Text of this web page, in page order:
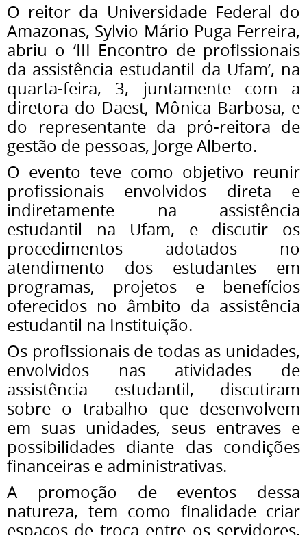
O reitor da Universidade Federal do
Amazonas, Sylvio Mário Puga Ferreira,
abriu o ‘III Encontro de profissionais
da assistência estudantil da Ufam’, na
quarta-feira, 3, juntamente com a
diretora do Daest, Mônica Barbosa, e
do representante da pró-reitora de
gestão de pessoas, Jorge Alberto.
O evento teve como objetivo reunir
profissionais envolvidos direta e
indiretamente na assistência
estudantil na Ufam, e discutir os
procedimentos adotados no
atendimento dos estudantes em
programas, projetos e benefícios
oferecidos no âmbito da assistência
estudantil na Instituição.
Os profissionais de todas as unidades,
envolvidos nas atividades de
assistência estudantil, discutiram
sobre o trabalho que desenvolvem
em suas unidades, seus entraves e
possibilidades diante das condições
financeiras e administrativas.
A promoção de eventos dessa
natureza, tem como finalidade criar
espaços de troca entre os servidores,